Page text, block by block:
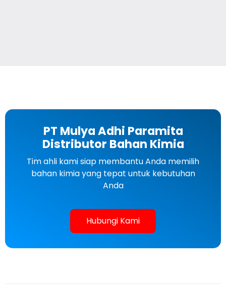
PT Mulya Adhi Paramita
Distributor Bahan Kimia
Tim ahli kami siap membantu Anda memilih
bahan kimia yang tepat untuk kebutuhan
Anda
Hubungi Kami